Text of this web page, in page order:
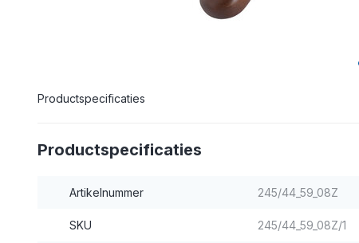
Productspecificaties
Productspecificaties
Artikelnummer 245/44_59_08Z
SKU 245/44_59_08Z/1